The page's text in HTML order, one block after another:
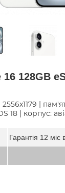
128GB
2556x1179 |
18 | корпус:
Гарантія 12 міс